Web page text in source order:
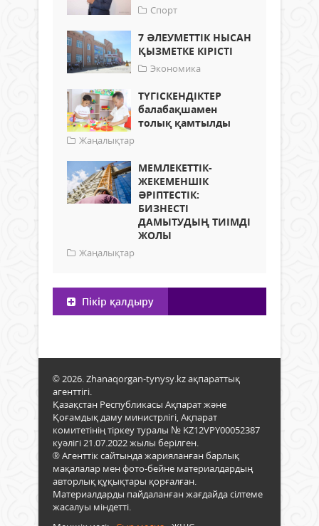
Спорт
7 ӘЛЕУМЕТТІК НЫСАН
ҚЫЗМЕТКЕ КІРІСТІ
Экономика
ТҮГІСКЕНДІКТЕР
балабақшамен
толық қамтылды
Жаңалықтар
МЕМЛЕКЕТТІК-
ЖЕКЕМЕНШІК
ӘРІПТЕСТІК:
БИЗНЕСТІ
ДАМЫТУДЫҢ ТИІМДІ
ЖОЛЫ
Жаңалықтар
Пікір қалдыру
© 2026. Zhanaqorgan-tynysy.kz ақпараттық
агенттігі.
Қазақстан Республикасы Ақпарат және
Қоғамдық даму министрлігі, Ақпарат
комитетінің тіркеу туралы № KZ12VPY00052387
куәлігі 21.07.2022 жылы берілген.
® Агенттік сайтында жарияланған барлық
мақалалар мен фото-бейне материалдардың
авторлық құқықтары қорғалған.
Материалдарды пайдаланған жағдайда сілтеме
жасалуы міндетті.